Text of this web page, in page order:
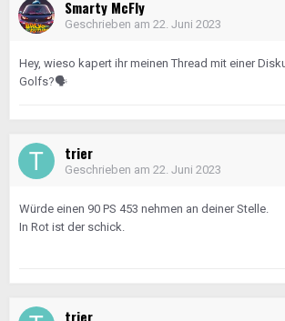
Smarty McFly
Geschrieben am 22. Juni 2023
Hey, wieso kapert ihr meinen Thread mit einer
Golfs?🗣️
trier
Geschrieben am 22. Juni 2023
Würde einen 90 PS 453 nehmen an deiner Stelle.
In Rot ist der schick.
trier